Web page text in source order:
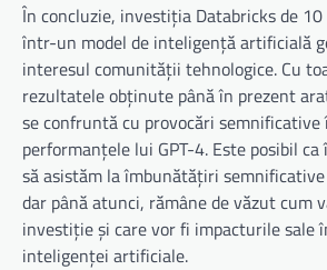
În concluzie, investiția Databricks de
într-un model de inteligență artificială
interesul comunității tehnologice. Cu
rezultatele obținute până în prezent
se confruntă cu provocări semnificative
performanțele lui GPT-4. Este posibil
să asistăm la îmbunătățiri
dar până atunci, rămâne de văzut cum
investiție și care vor fi impacturile sale
inteligenței artificiale.